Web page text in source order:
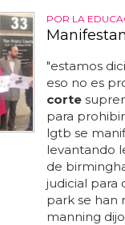
POR LA
"estamos
eso no es
corte
para
lgtb se
levantando
de
judicial para
park se han
manning